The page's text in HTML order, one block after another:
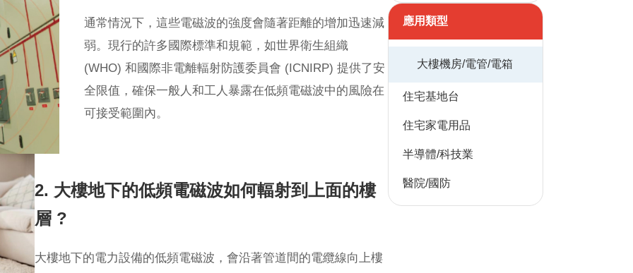
通常情況下，這些電磁波的強度會隨著距離的增加迅速減
弱。現行的許多國際標準和規範，如世界衛生組織
(WHO) 和國際非電離輻射防護委員會 (ICNIRP) 提供了安
全限值，確保一般人和工人暴露在低頻電磁波中的風險在
可接受範圍內。
2. 大樓地下的低頻電磁波如何輻射到上面的樓
層 ?
大樓地下的電力設備的低頻電磁波，會沿著管道間的電纜線向上樓
應用類型
大樓機房/電管/電箱
住宅基地台
住宅家電用品
半導體/科技業
醫院/國防